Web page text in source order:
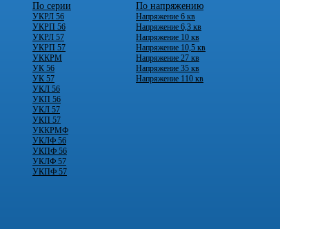
По серии
УКРЛ 56
УКРП 56
УКРЛ 57
УКРП 57
УККРМ
УК 56
УК 57
УКЛ 56
УКП 56
УКЛ 57
УКП 57
УККРМФ
УКЛФ 56
УКПФ 56
УКЛФ 57
УКПФ 57
По напряжению
Напряжение 6 кв
Напряжение 6,3 кв
Напряжение 10 кв
Напряжение 10,5 кв
Напряжение 27 кв
Напряжение 35 кв
Напряжение 110 кв